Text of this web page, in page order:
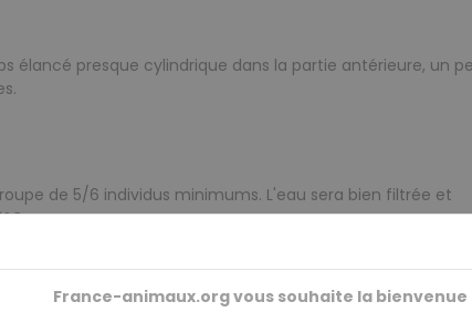
élancé presque cylindrique dans la partie antérieure, un
de 5/6 individus minimums. L'eau sera bien filtrée et
France-animaux.org vous souhaite la bienvenue